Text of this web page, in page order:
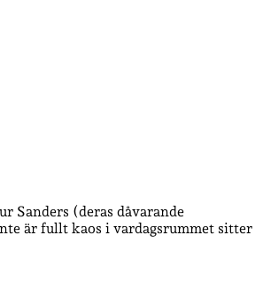
Sanders (deras dåvarande
är fullt kaos i vardagsrummet sitter